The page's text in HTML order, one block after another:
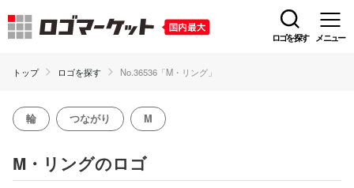
ロゴを探す メニュー
トップ ロゴを探す No.36536「M・リング」
輪 つながり M
M・リングのロゴ